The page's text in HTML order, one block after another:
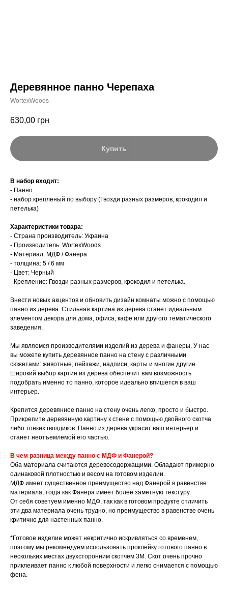
Деревянное панно Черепаха
WortexWoods
630,00 грн
Купить
В набор входит:
- Панно
- набор крепленый по выбору (Гвозди разных размеров, крокодил и
петелька)
Характеристики товара:
- Страна производитель: Украина
- Производитель: WortexWoods
- Материал: МДФ / Фанера
- толщина: 5 / 6 мм
- Цвет: Черный
- Крепление: Гвозди разных размеров, крокодил и петелька.
Внести новых акцентов и обновить дизайн комнаты можно с помощью
панно из дерева. Стильная картина из дерева станет идеальным
элементом декора для дома, офиса, кафе или другого тематического
заведения.
Мы являемся производителями изделий из дерева и фанеры. У нас
вы можете купить деревянное панно на стену с различными
сюжетами: животные, пейзажи, надписи, карты и многие другие.
Широкий выбор картин из дерева обеспечит вам возможность
подобрать именно то панно, которое идеально впишется в ваш
интерьер.
Крепится деревянное панно на стену очень легко, просто и быстро.
Прикрепите деревянную картину к стене с помощью двойного скотча
либо тонких гвоздиков. Панно из дерева украсит ваш интерьер и
станет неотъемлемой его частью.
В чем разница между панно с МДФ и Фанерой?
Оба материала считаются деревосодержащими. Обладают примерно
одинаковой плотностью и весом на готовом изделии.
МДФ имеет существенное преимущество над Фанерой в равенстве
материала, тогда как Фанера имеет более заметную текстуру.
От себя советуем именно МДФ, так как в готовом продукте отличить
эти два материала очень трудно, но преимущество в равенстве очень
критично для настенных панно.
*Готовое изделие может некритично искривляться со временем,
поэтому мы рекомендуем использовать проклейку готового панно в
нескольких местах двухсторонним скотчем 3М. Скот очень прочно
приклеивает панно к любой поверхности и легко снимается с помощью
фена.